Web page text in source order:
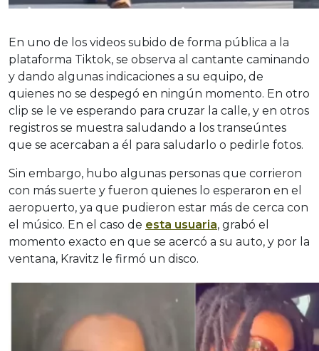
En uno de los videos subido de forma pública a la
plataforma Tiktok, se observa al cantante caminando
y dando algunas indicaciones a su equipo, de
quienes no se despegó en ningún momento. En otro
clip se le ve esperando para cruzar la calle, y en otros
registros se muestra saludando a los transeúntes
que se acercaban a él para saludarlo o pedirle fotos.
Sin embargo, hubo algunas personas que corrieron
con más suerte y fueron quienes lo esperaron en el
aeropuerto, ya que pudieron estar más de cerca con
el músico. En el caso de esta usuaria, grabó el
momento exacto en que se acercó a su auto, y por la
ventana, Kravitz le firmó un disco.